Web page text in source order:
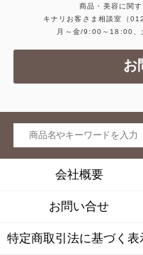
商品・美容に関
キナリお客さま相談室
（
月～金/9:00～18:00
お
会社概要
お問い合せ
特定商取引法に基づく表